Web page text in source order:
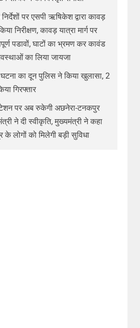
पर एसपी ऋषिकेश द्वारा कावड़
निरीक्षण, कावड़ यात्रा मार्ग पर
पडावों, घाटों का भ्रमण कर कावंड
का लिया जायजा
घटना का दून पुलिस ने किया खुलासा, 2
गिरफ्तार
पर अब रुकेगी अछनेरा-टनकपुर
ने दी स्वीकृति, मुख्यमंत्री ने कहा
के लोगों को मिलेगी बड़ी सुविधा